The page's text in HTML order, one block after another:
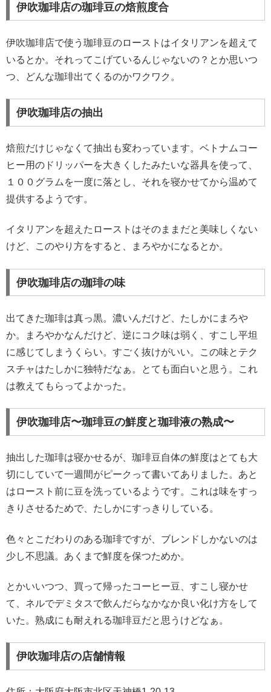
伊吹珈琲店の珈琲豆の焙煎度合
伊吹珈琲店で使う珈琲豆のローストはイタリアンを超えて
いるとか。それってこげているんじゃないの？とか思いつ
つ、どんな珈琲出てくるのかワクワク。
伊吹珈琲店の抽出
焙煎だけじゃなくて抽出も変わっています。ベトナムコー
ヒー用のドリッパーを大きくしたみたいな器具を使って、
１００グラムを一度に落とし、それを寝かせてから温めて
提供するようです。
イタリアンを超えたローストはそのままだと美味しくない
けど、このやり方をすると、まろやかになるとか。
伊吹珈琲店の珈琲の味
出てきた珈琲は真っ黒。濃いんだけど、たしかにまろや
か。まろやかなんだけど、逆にコク味は弱く、すこし平坦
に感じてしまうくらい。すごく抜けがいい。この味とテク
スチャはたしかに独特だなぁ。とても面白いと思う。これ
は教えてもらってよかった。
伊吹珈琲店〜珈琲豆の鮮度と珈琲液の熟成〜
抽出した珈琲は寝かせるが、珈琲豆自体の鮮度はとても大
切にしていて一週間がピークって書いてありました。あと
はロースト前に豆を洗っているようです。これは味をすっ
きりさせるためで、たしかにすっきりしている。
色々とこだわりのある珈琲ですが、ブレンドしかないのは
少し不思議。あくまで鮮度を保つためか。
とかいいつつ、買って帰ったコーヒー豆、すこし寝かせ
て、ネルでデミタスで飲んだらなかなか良い化け方をして
いた。熟成にも耐えれる珈琲豆だと思うけどなぁ。
伊吹珈琲店の店舗情報